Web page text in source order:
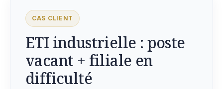
CAS CLIENT
ETI industrielle : poste
vacant + filiale en
difficulté